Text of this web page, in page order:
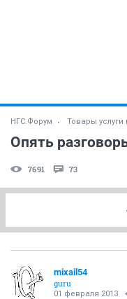
НГС.Форум Товары услуги
7691 73
mixail54
guru
01 февраля 2013